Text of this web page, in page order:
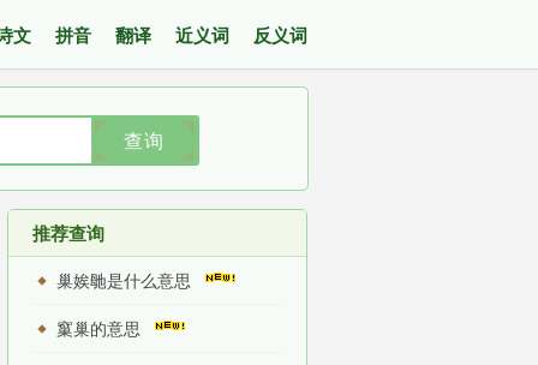
文 拼音 翻译 近义词 反义词
查询
推荐查询
巢娭毑是什么意思
窼巢的意思